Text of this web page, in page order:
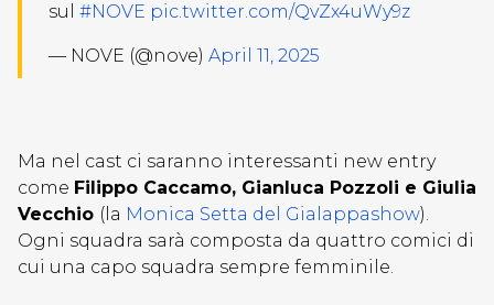
sul #NOVE pic.twitter.com/QvZx4uWy9z
— NOVE (@nove) April 11, 2025
Ma nel cast ci saranno interessanti new entry
come Filippo Caccamo, Gianluca Pozzoli e Giulia
Vecchio (la Monica Setta del Gialappashow).
Ogni squadra sarà composta da quattro comici di
cui una capo squadra sempre femminile.